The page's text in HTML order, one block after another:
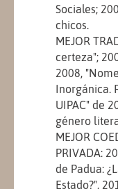
Sociales;
chicos.
MEJOR
certeza";
2008,
Inorgánica.
UIPAC" de
género
MEJOR
PRIVADA:
de Padua:
Estado?",